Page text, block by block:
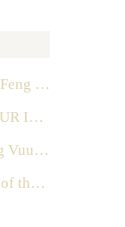
Help mij door de overgang met Feng Shui
PLAATS EEN ZOUTWATERKUUR IN HET ZUIDEN IN 2026
Welkom in het jaar van het Yang Vuur Paard
Cloud Dancer, Pantone coulour of the year 2026